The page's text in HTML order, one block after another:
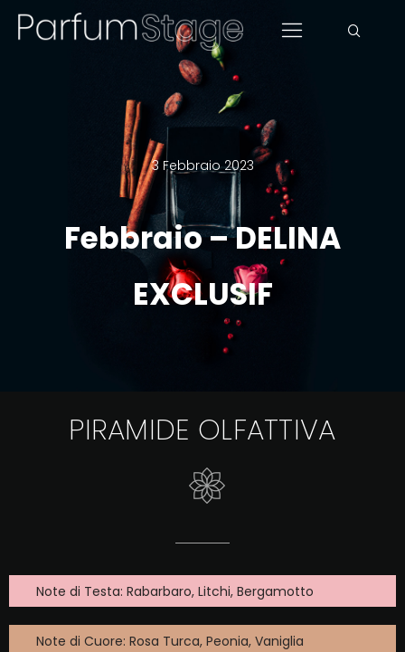
3 Febbraio 2023
Febbraio – DELINA
EXCLUSIF
PIRAMIDE OLFATTIVA
Note di Testa: Rabarbaro, Litchi, Bergamotto
Note di Cuore: Rosa Turca, Peonia, Vaniglia